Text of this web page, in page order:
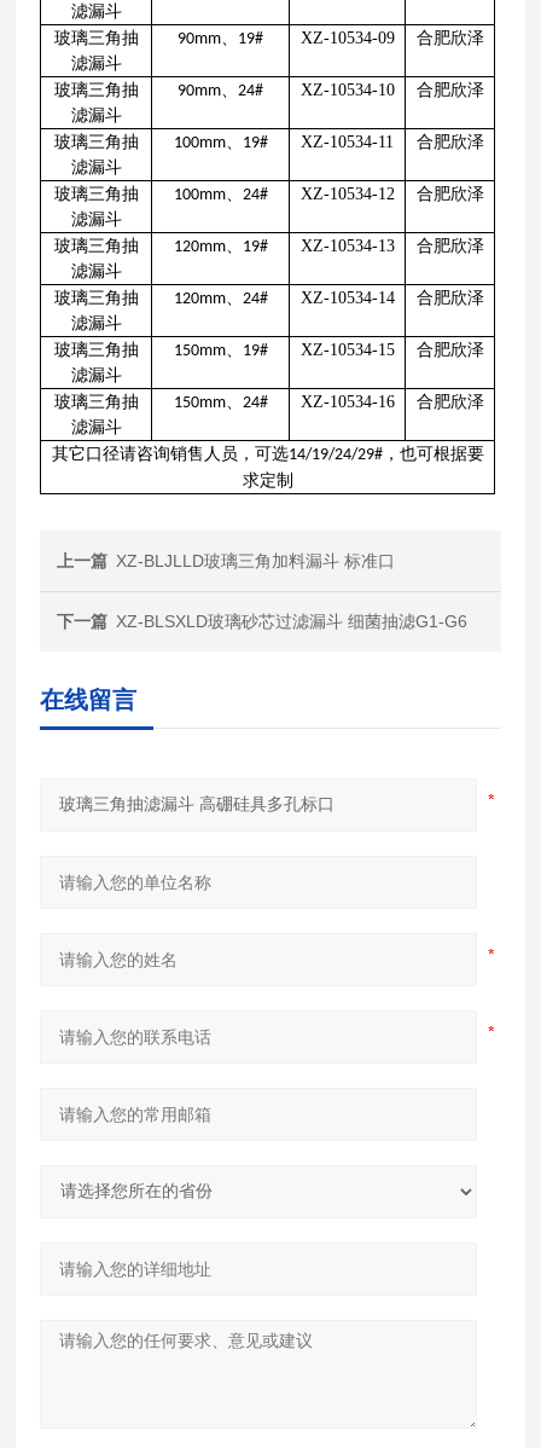
滤漏斗
玻璃三角抽
滤漏斗
90mm 19# XZ-10534-09 合肥欣泽
玻璃三角抽
滤漏斗
90mm 24# XZ-10534-10 合肥欣泽
玻璃三角抽
滤漏斗
100mm、 19# XZ-10534-11 合肥欣泽
玻璃三角抽
滤漏斗
100mm、 24# XZ-10534-12 合肥欣泽
玻璃三角抽
滤漏斗
120mm、 19# XZ-10534-13 合肥欣泽
玻璃三角抽
滤漏斗
120mm、 24# XZ-10534-14 合肥欣泽
玻璃三角抽
滤漏斗
150mm、 19# XZ-10534-15 合肥欣泽
玻璃三角抽
滤漏斗
150mm、 24# XZ-10534-16 合肥欣泽
其它口径请咨询销售人员，可选14/19/24/29#，也可根据要
求定制
上一篇 XZ-BLJLLD玻璃三角加料漏斗 标准口
下一篇 XZ-BLSXLD玻璃砂芯过滤漏斗 细菌抽滤G1-G6
在线留言